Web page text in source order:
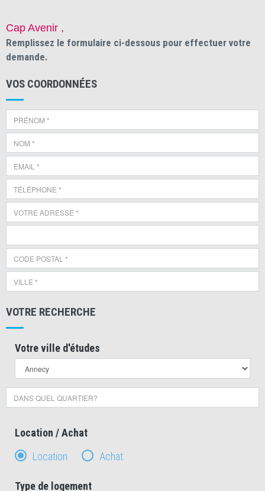
Cap Avenir ,
Remplissez le formulaire ci-dessous pour effectuer votre
demande.
VOS COORDONNÉES
VOTRE RECHERCHE
Votre ville d'études
Location / Achat
Location
Achat
Type de logement